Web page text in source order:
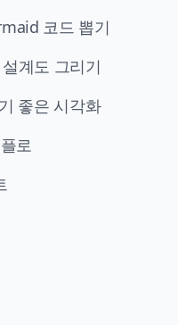
코드 뽑기
계도 그리기
좋은 시각화
로